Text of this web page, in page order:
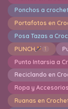
Ponchos a
Portafotos en
Posa Tazas a
PUNCH 1
Punto Intarsia a
Reciclando en
Ropa y
Ruanas en